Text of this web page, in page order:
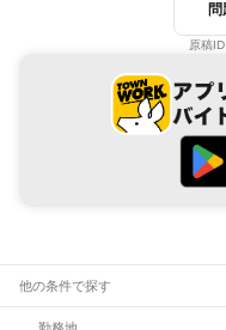
原稿ID
他の条件で探す